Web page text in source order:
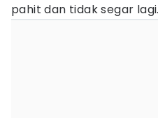
pahit dan tidak segar lagi.